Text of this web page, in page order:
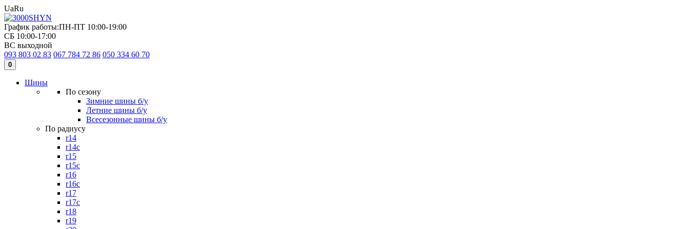
UaRu
График работы:ПН-ПТ 10:00-19:00
СБ 10:00-17:00
ВС выходной
093 803 02 83 067 784 72 86 050 334 60 70
0
Шины
По сезону
Зимние шины б/у
Летние шины б/у
Всесезонные шины б/у
По радиусу
r14
r14c
r15
r15c
r16
r16c
r17
r17c
r18
r19